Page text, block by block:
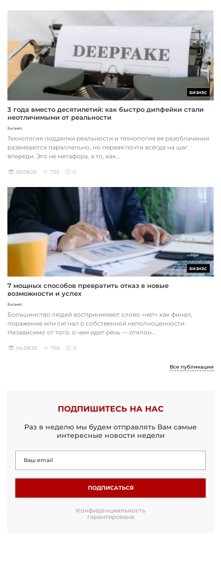
БИЗНЕС
3 года вместо десятилетий: как быстро дипфейки стали
неотличимыми от реальности
Бизнес
Технология подделки реальности и технология ее разоблачения
развиваются параллельно, но первая почти всегда на шаг
впереди. Это не метафора, а то, как...
05.08.26 732 0
БИЗНЕС
7 мощных способов превратить отказ в новые
возможности и успех
Бизнес
Большинство людей воспринимают слово «нет» как финал,
поражение или сигнал о собственной неполноценности.
Независимо от того, о чем идет речь — отклон...
04.08.26 756 0
Все публикации
ПОДПИШИТЕСЬ НА НАС
Раз в неделю мы будем отправлять Вам самые
интересные новости недели
ПОДПИСАТЬСЯ
Конфиденциальность
гарантирована